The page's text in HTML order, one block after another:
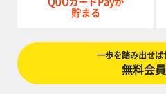
QUOカードPayが
貯まる
一歩を踏み出せば
無料会